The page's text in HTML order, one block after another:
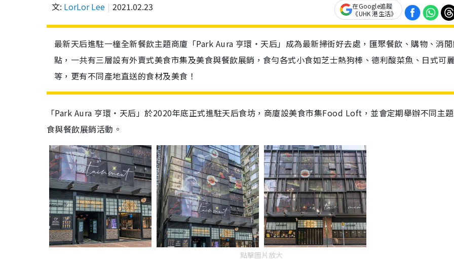
文: LorLor Lee 2021.02.23
在Google追蹤
《UHK 港生活》
最新天后進駐一橦全新餐飲主題商廈「Park Aura 亨環‧天后」成為最新掃街好去處，匯聚餐飲、購物、消
點，一共有三層設有外賣式美食市集及美食與餐飲展銷，食勻各式小食如芝士熱狗棒、德利酸菜魚、日式可
等，更有不同產地直送的食材及美食！
「Park Aura 亨環‧天后」於2020年底正式進駐天后食坊，商廈設美食市集Food Loft ，並會定期舉辦不同主
食與餐飲展銷活動 。
點擊圖片放大